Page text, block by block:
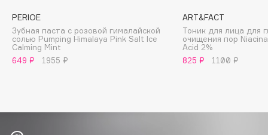
Bvlgari
by TERRY
BY WISHTREND
PERIOE
Зубная паста с розовой гималайской
солью Pumping Himalaya Pink Salt Ice
Calming Mint
649 ₽
1955 ₽
ART&FACT
Тоник для лица для
очищения пор
Acid 2%
825 ₽
1100 ₽